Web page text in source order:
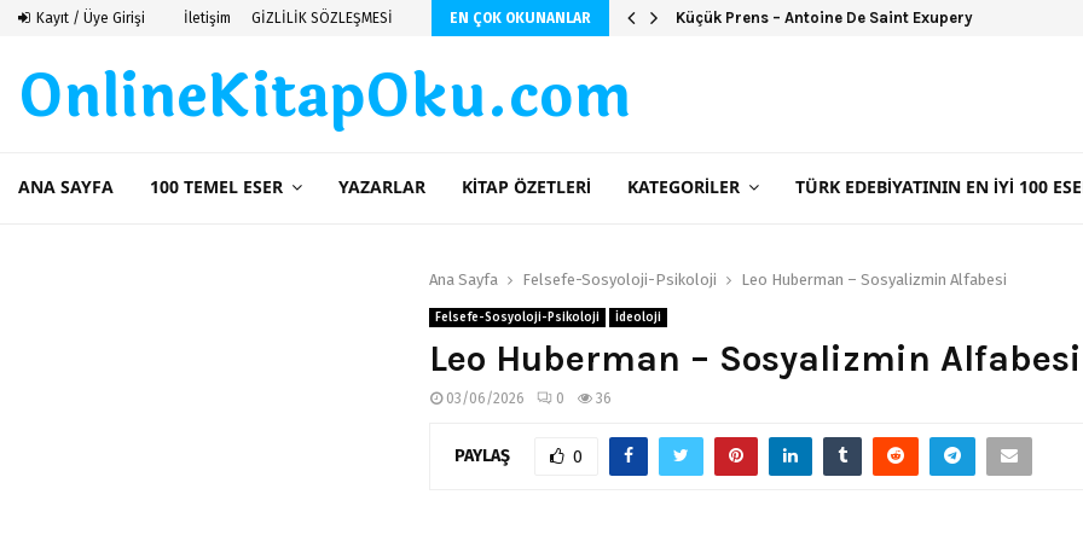
Kayıt / Üye Girişi İletişim GİZLİLİK SÖZLEŞMESİ EN ÇOK OKUNANLAR Küçük Prens – Antoine De Saint Exupery
Şeker Portakalı (Ciltsiz)
OnlineKitapOku.com
ANA SAYFA 100 TEMEL ESER YAZARLAR KITAP ÖZETLERI KATEGORILER TÜRK EDEBIYATININ EN İYI 100
Ana Sayfa Felsefe-Sosyoloji-Psikoloji Leo Huberman – Sosyalizmin Alfabesi
Felsefe-Sosyoloji-Psikoloji İdeoloji
Leo Huberman – Sosyalizmin Alfabesi
03/06/2026 0 36
PAYLAŞ 0